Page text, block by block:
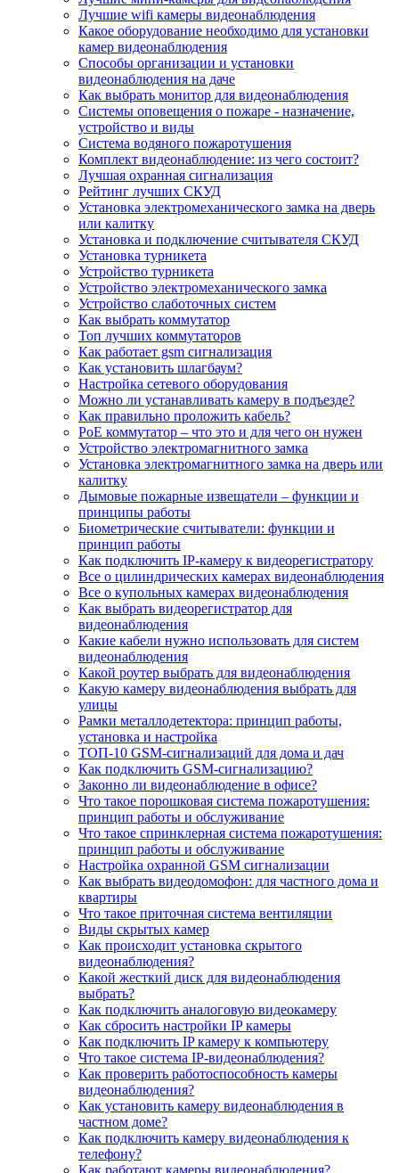
Лучшие wifi камеры видеонаблюдения
Какое оборудование необходимо для установки
камер видеонаблюдения
Способы организации и установки
видеонаблюдения на даче
Как выбрать монитор для видеонаблюдения
Системы оповещения о пожаре - назначение,
устройство и виды
Система водяного пожаротушения
Комплект видеонаблюдение: из чего состоит?
Лучшая охранная сигнализация
Рейтинг лучших СКУД
Установка электромеханического замка на дверь
или калитку
Установка и подключение считывателя СКУД
Установка турникета
Устройство турникета
Устройство электромеханического замка
Устройство слаботочных систем
Как выбрать коммутатор
Топ лучших коммутаторов
Как работает gsm сигнализация
Как установить шлагбаум?
Настройка сетевого оборудования
Можно ли устанавливать камеру в подъезде?
Как правильно проложить кабель?
PoE коммутатор – что это и для чего он нужен
Устройство электромагнитного замка
Установка электромагнитного замка на дверь или
калитку
Дымовые пожарные извещатели – функции и
принципы работы
Биометрические считыватели: функции и
принцип работы
Как подключить IP-камеру к видеорегистратору
Все о цилиндрических камерах видеонаблюдения
Все о купольных камерах видеонаблюдения
Как выбрать видеорегистратор для
видеонаблюдения
Какие кабели нужно использовать для систем
видеонаблюдения
Какой роутер выбрать для видеонаблюдения
Какую камеру видеонаблюдения выбрать для
улицы
Рамки металлодетектора: принцип работы,
установка и настройка
ТОП-10 GSM-сигнализаций для дома и дач
Как подключить GSM-сигнализацию?
Законно ли видеонаблюдение в офисе?
Что такое порошковая система пожаротушения:
принцип работы и обслуживание
Что такое спринклерная система пожаротушения:
принцип работы и обслуживание
Настройка охранной GSM сигнализации
Как выбрать видеодомофон: для частного дома и
квартиры
Что такое приточная система вентиляции
Виды скрытых камер
Как происходит установка скрытого
видеонаблюдения?
Какой жесткий диск для видеонаблюдения
выбрать?
Как подключить аналоговую видеокамеру
Как сбросить настройки IP камеры
Как подключить IP камеру к компьютеру
Что такое система IP-видеонаблюдения?
Как проверить работоспособность камеры
видеонаблюдения?
Как установить камеру видеонаблюдения в
частном доме?
Как подключить камеру видеонаблюдения к
телефону?
Как работают камеры видеонаблюдения?